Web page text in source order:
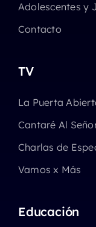
Adolescentes y
Contacto
TV
La Puerta
Cantaré Al
Charlas de
Vamos x Más
Educación